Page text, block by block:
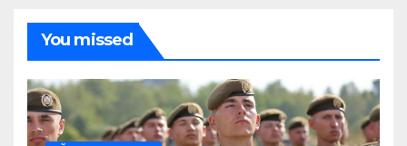
You missed